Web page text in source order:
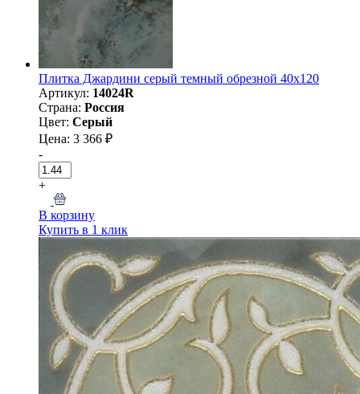
Плитка Джардини серый темный обрезной 40x120
Артикул: 14024R
Страна: Россия
Цвет: Серый
Цена: 3 366 ₽
-
+
В корзину
Купить в 1 клик